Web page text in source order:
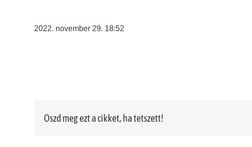
2022. november 29. 18:52
Oszd meg ezt a cikket, ha tetszett!